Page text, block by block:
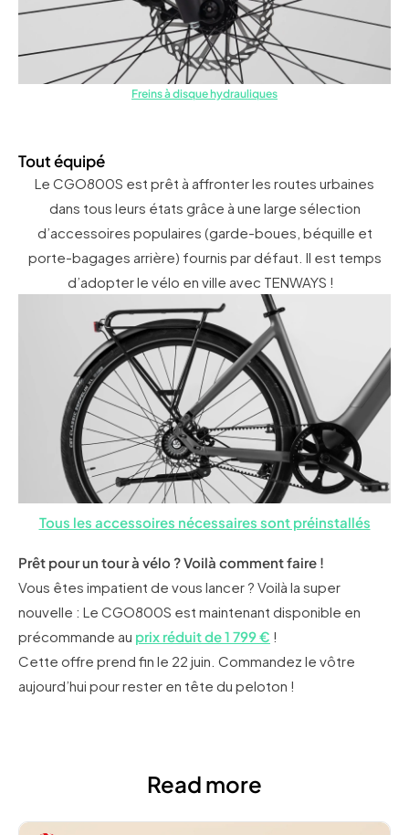
Freins à disque hydrauliques
Tout équipé
Le CGO800S est prêt à affronter les routes urbaines
dans tous leurs états grâce à une large sélection
d’accessoires populaires (garde-boues, béquille et
porte-bagages arrière) fournis par défaut. Il est temps
d’adopter le vélo en ville avec TENWAYS !
Tous les accessoires nécessaires sont préinstallés
Prêt pour un tour à vélo ? Voilà comment faire !
Vous êtes impatient de vous lancer ? Voilà la super
nouvelle : Le CGO800S est maintenant disponible en
précommande au prix réduit de 1 799 € !
Cette offre prend fin le 22 juin. Commandez le vôtre
aujourd’hui pour rester en tête du peloton !
Read more